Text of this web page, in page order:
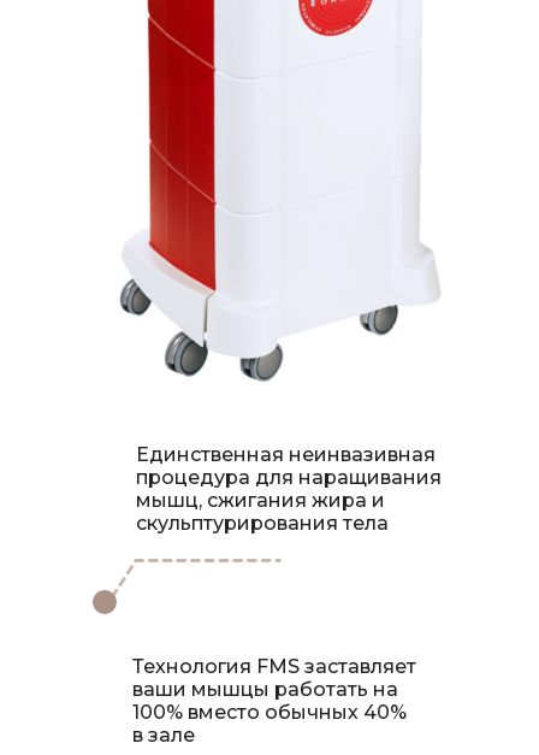
Технология FMS заставляет
ваши мышцы работать на
100% вместо обычных 40%
в зале
Единственная неинвазивная
процедура для наращивания
мышц, сжигания жира и
скульптурирования тела